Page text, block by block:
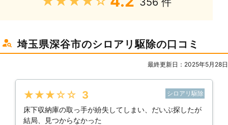
埼玉県深谷市のシロアリ駆除の口コミ
最終更新日：2025年5月28日
★★★★★ 3 シロアリ駆除
床下収納庫の取っ手が紛失してしまい、だいぶ探したが
結局、見つからなかった